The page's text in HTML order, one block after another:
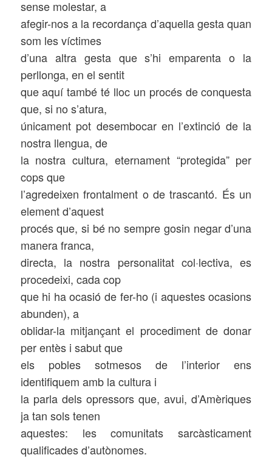
sense molestar, a
afegir-nos a la recordança d’aquella gesta quan
som les víctimes
d’una altra gesta que s’hi emparenta o la
perllonga, en el sentit
que aquí també té lloc un procés de conquesta
que, si no s’atura,
únicament pot desembocar en l’extinció de la
nostra llengua, de
la nostra cultura, eternament “protegida” per
cops que
l’agredeixen frontalment o de trascantó. És un
element d’aquest
procés que, si bé no sempre gosin negar d’una
manera franca,
directa, la nostra personalitat col·lectiva, es
procedeixi, cada cop
que hi ha ocasió de fer-ho (i aquestes ocasions
abunden), a
oblidar-la mitjançant el procediment de donar
per entès i sabut que
els pobles sotmesos de l’interior ens
identifiquem amb la cultura i
la parla dels opressors que, avui, d’Amèriques
ja tan sols tenen
aquestes: les comunitats sarcàsticament
qualificades d’autònomes.